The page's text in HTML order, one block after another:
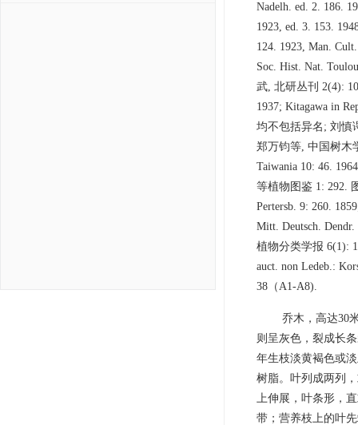
Nadelh. ed. 2. 186.
1923, ed. 3. 153.
124. 1923, Man.
Soc. Hist. Nat.
武, 北研丛刊 2(4):
1937; Kitagawa in
均不包括异名; 刘慎
郑万钧等, 中国树木
Taiwania 10: 46.
等植物图鉴 1: 292.
Pertersb. 9: 260.
Mitt. Deutsch.
植物分类学报 6(1):
auct. non Ledeb.:
38（A1-A8).
乔木，高达30
则呈灰色，裂成长
年生枝淡黄褐色或
树脂。叶列成两列
上伸展，叶条形，
带；营养枝上的叶